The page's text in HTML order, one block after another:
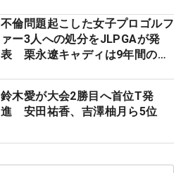
不倫問題起こした女子プロゴルフ
ァー3人への処分をJLPGAが発
表 栗永遼キャディは9年間の立
鈴木愛が大会2勝目へ首位T発
進 安田祐香、吉澤柚月ら5位